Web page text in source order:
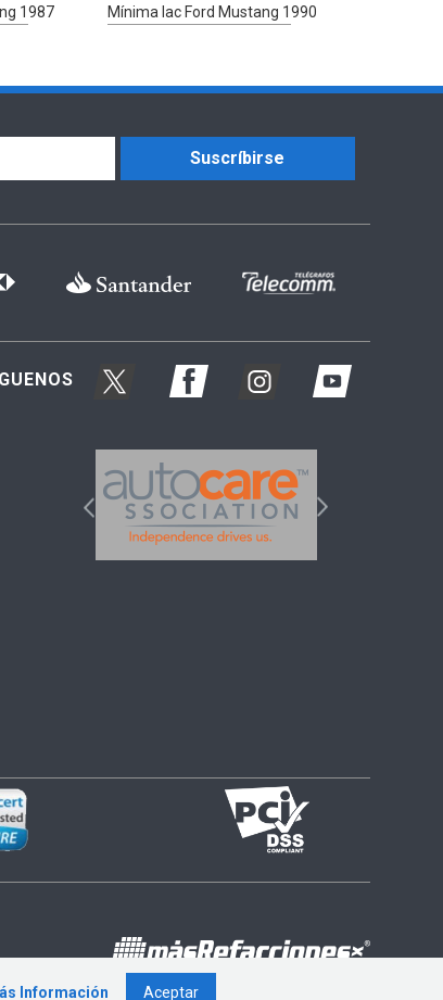
1987
Mínima Iac Ford Mustang 1990
Suscríbirse
Información Aceptar